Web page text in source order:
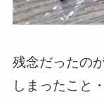
残念だったの
しまったこと